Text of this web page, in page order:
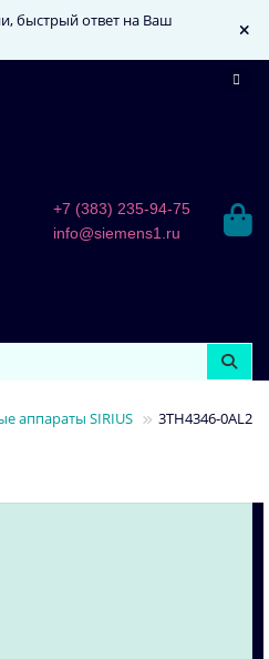
быстрый ответ на Ваш
+7 (383) 235-94-75
info@siemens1.ru
аппараты SIRIUS 3TH4346-0AL2